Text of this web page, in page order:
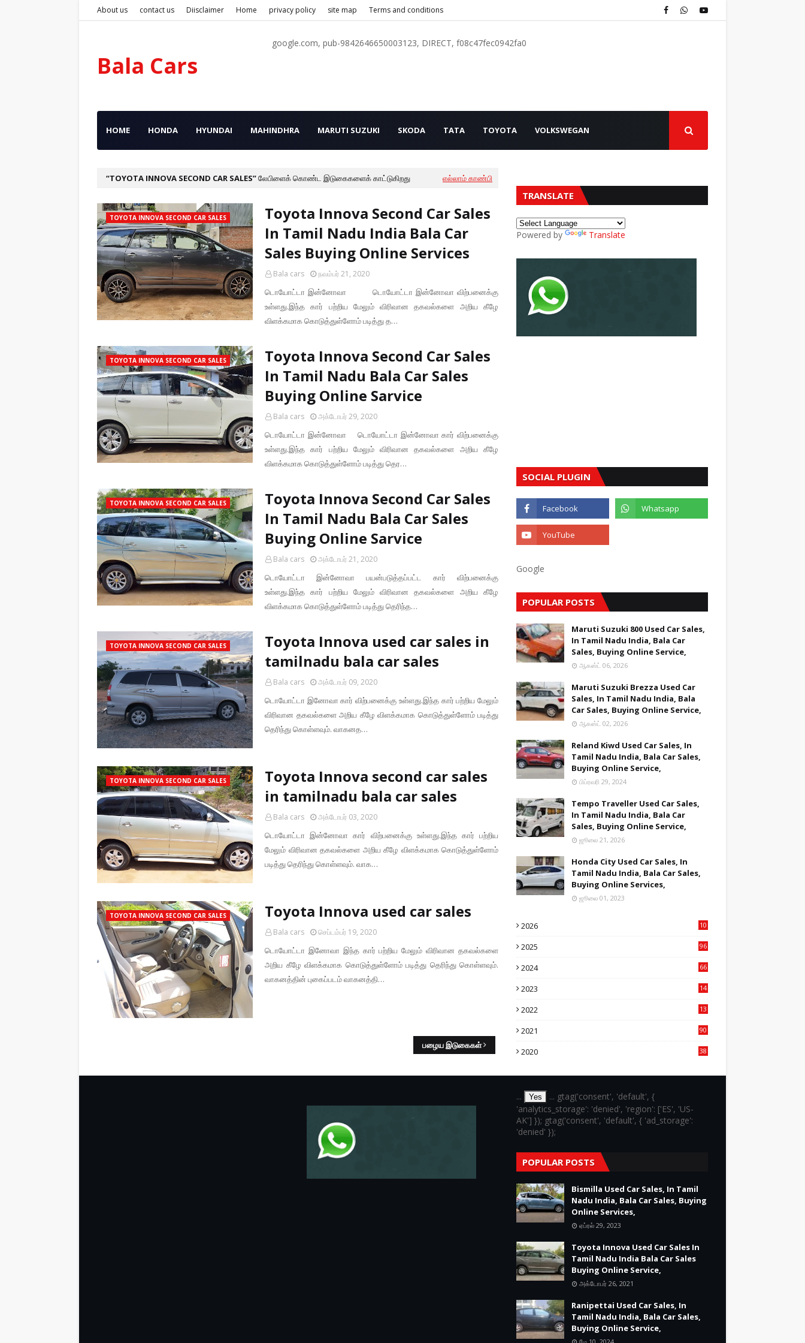
About us contact us Diisclaimer Home privacy policy site map Terms and conditions
Bala Cars
google.com, pub-9842646650003123, DIRECT, f08c47fec0942fa0
HOME HONDA HYUNDAI MAHINDHRA MARUTI SUZUKI SKODA TATA TOYOTA VOLKSWEGAN
TOYOTA INNOVA SECOND CAR SALES லேபிளைக் கொண்ட இடுகைகளைக் காட்டுகிறது எல்லாம் காண்பி
TOYOTA INNOVA SECOND CAR SALES
Toyota Innova Second Car Sales
In Tamil Nadu India Bala Car
Sales Buying Online Services
Bala cars நவம்பர் 21, 2020
டொயோட்டா இன்னோவா டொயோட்டா இன்னோவா விற்பனைக்கு
உள்ளது.இந்த கார் பற்றிய மேலும் விரிவான தகவல்களை அறிய கீழே
விளக்கமாக கொடுத்துள்ளோம் படித்து த…
TOYOTA INNOVA SECOND CAR SALES
Toyota Innova Second Car Sales
In Tamil Nadu Bala Car Sales
Buying Online Sarvice
Bala cars அக்டோபர் 29, 2020
டொயோட்டா இன்னோவா டொயோட்டா இன்னோவா கார் விற்பனைக்கு
உள்ளது.இந்த கார் பற்றிய மேலும் விரிவான தகவல்களை அறிய கீழே
விளக்கமாக கொடுத்துள்ளோம் படித்து தெர…
TOYOTA INNOVA SECOND CAR SALES
Toyota Innova Second Car Sales
In Tamil Nadu Bala Car Sales
Buying Online Sarvice
Bala cars அக்டோபர் 21, 2020
டொயோட்டா இன்னோவா பயன்படுத்தப்பட்ட கார் விற்பனைக்கு
உள்ளது.இந்த கார் பற்றிய மேலும் விரிவான தகவல்களை அறிய கீழே
விளக்கமாக கொடுத்துள்ளோம் படித்து தெரிந்த…
TOYOTA INNOVA SECOND CAR SALES
Toyota Innova used car sales in
tamilnadu bala car sales
Bala cars அக்டோபர் 09, 2020
டொயோட்டா இனோவா கார் விற்பனைக்கு உள்ளது.இந்த கார் பற்றிய மேலும்
விரிவான தகவல்களை அறிய கீழே விளக்கமாக கொடுத்துள்ளோம் படித்து
தெரிந்து கொள்ளவும். வாகனத…
TOYOTA INNOVA SECOND CAR SALES
Toyota Innova second car sales
in tamilnadu bala car sales
Bala cars அக்டோபர் 03, 2020
டொயோட்டா இன்னோவா கார் விற்பனைக்கு உள்ளது.இந்த கார் பற்றிய
மேலும் விரிவான தகவல்களை அறிய கீழே விளக்கமாக கொடுத்துள்ளோம்
படித்து தெரிந்து கொள்ளவும். வாக…
TOYOTA INNOVA SECOND CAR SALES Toyota Innova used car sales
Bala cars செப்டம்பர் 19, 2020
டொயோட்டா இனோவா இந்த கார் பற்றிய மேலும் விரிவான தகவல்களை
அறிய கீழே விளக்கமாக கொடுத்துள்ளோம் படித்து தெரிந்து கொள்ளவும்.
வாகனத்தின் புகைப்படம் வாகனத்தி…
பழைய இடுகைகள்
TRANSLATE
Powered by Translate
SOCIAL PLUGIN
Google
POPULAR POSTS
Maruti Suzuki 800 Used Car Sales,
In Tamil Nadu India, Bala Car
Sales, Buying Online Service,
ஆகஸ்ட் 06, 2026
Maruti Suzuki Brezza Used Car
Sales, In Tamil Nadu India, Bala
Car Sales, Buying Online Service,
ஆகஸ்ட் 02, 2026
Reland Kiwd Used Car Sales, In
Tamil Nadu India, Bala Car Sales,
Buying Online Service,
பிப்ரவரி 29, 2024
Tempo Traveller Used Car Sales,
In Tamil Nadu India, Bala Car
Sales, Buying Online Service,
ஜூலை 21, 2026
Honda City Used Car Sales, In
Tamil Nadu India, Bala Car Sales,
Buying Online Services,
ஜூலை 01, 2023
2026
10
2025
96
2024
66
2023
14
2022
13
2021
90
2020
38
... Yes
... gtag('consent', 'default', {
'analytics_storage': 'denied', 'region': ['ES', 'US-
AK'] }); gtag('consent', 'default', { 'ad_storage':
'denied' });
POPULAR POSTS
Bismilla Used Car Sales, In Tamil
Nadu India, Bala Car Sales, Buying
Online Services,
ஏப்ரல் 29, 2023
Toyota Innova Used Car Sales In
Tamil Nadu India Bala Car Sales
Buying Online Service,
அக்டோபர் 26, 2021
Ranipettai Used Car Sales, In
Tamil Nadu India, Bala Car Sales,
Buying Online Service,